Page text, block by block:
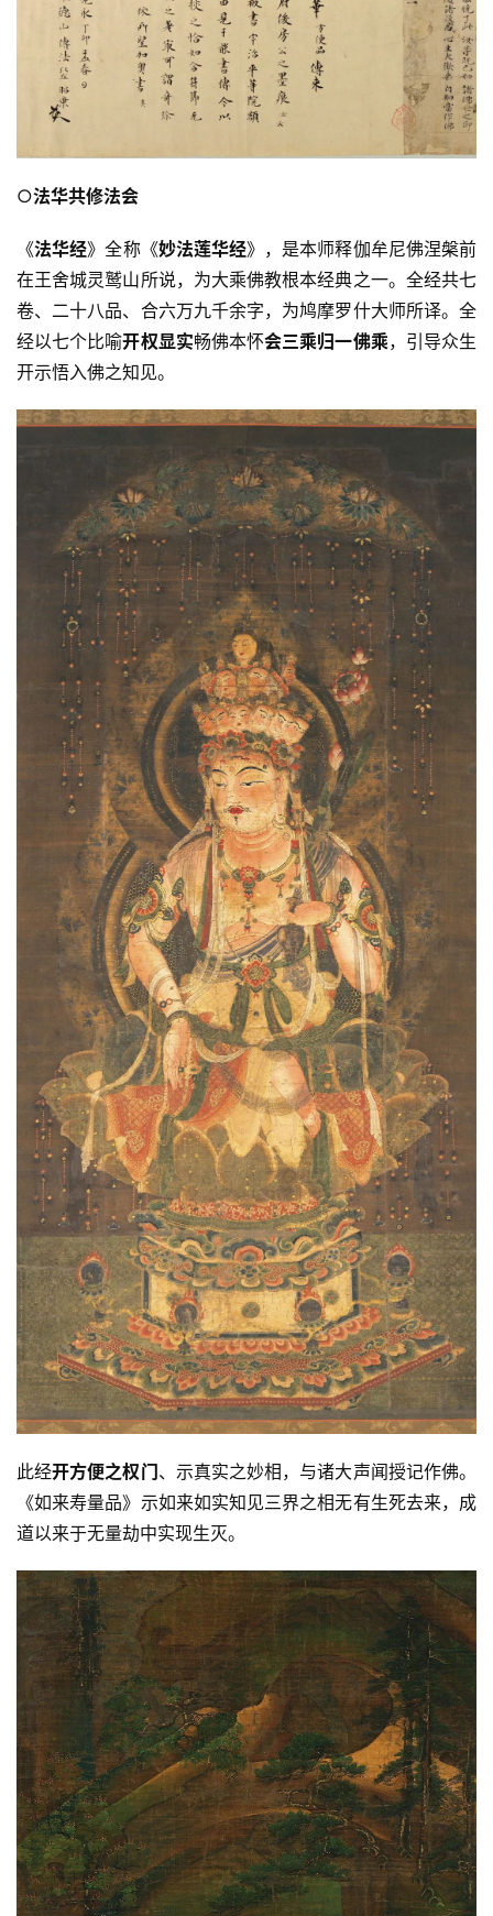
资
讯
八
点
僧
音
高
僧
○法华共修法会
《法华经》全称《妙法莲华经》，是本师释伽牟尼佛涅槃前
在王舍城灵鹫山所说，为大乘佛教根本经典之一。全经共七
卷、二十八品、合六万九千余字，为鸠摩罗什大师所译。全
经以七个比喻开权显实畅佛本怀会三乘归一佛乘，引导众生
开示悟入佛之知见。
此经开方便之权门 、示真实之妙相，与诸大声闻授记作佛。
《如来寿量品》示如来如实知见三界之相无有生死去来，成
道以来于无量劫中实现生灭。